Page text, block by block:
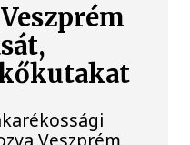
Veszprém